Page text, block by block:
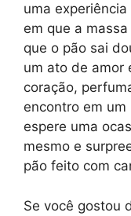
uma
em que a
que o pão sai
um ato de amor
coração,
encontro em
espere uma
mesmo e
pão feito com
Se você gostou